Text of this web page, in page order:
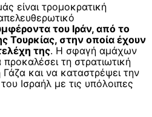
είναι τρομοκρατική
του Ιράν, από το
Τουρκίας, στην οποία έχουν
της. Η σφαγή αμάχων
τη στρατιωτική
και να καταστρέψει την
Ισραήλ με τις υπόλοιπες